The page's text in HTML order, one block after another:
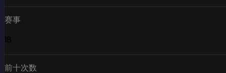
赛事
前十次数